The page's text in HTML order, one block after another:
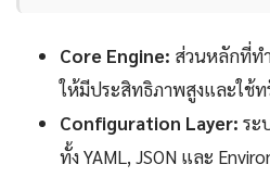
Core Engine: ส่วนหลักที่ท
ให้มีประสิทธิภาพสูงและใช้
Configuration Layer: ระ
ทั้ง YAML, JSON และ